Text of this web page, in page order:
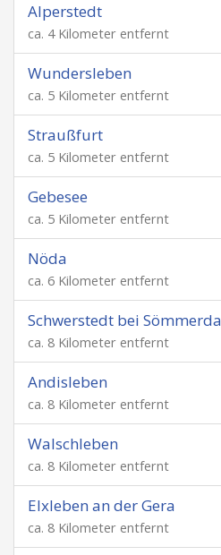
Alperstedt
ca. 4 Kilometer entfernt
Wundersleben
ca. 5 Kilometer entfernt
Straußfurt
ca. 5 Kilometer entfernt
Gebesee
ca. 5 Kilometer entfernt
Nöda
ca. 6 Kilometer entfernt
Schwerstedt bei Sömmerda
ca. 8 Kilometer entfernt
Andisleben
ca. 8 Kilometer entfernt
Walschleben
ca. 8 Kilometer entfernt
Elxleben an der Gera
ca. 8 Kilometer entfernt